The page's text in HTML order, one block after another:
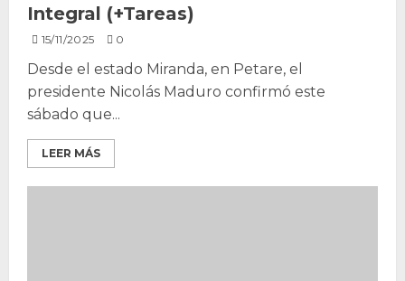
Integral (+Tareas)
15/11/2025 0
Desde el estado Miranda, en Petare, el
presidente Nicolás Maduro confirmó este
sábado que...
LEER MÁS